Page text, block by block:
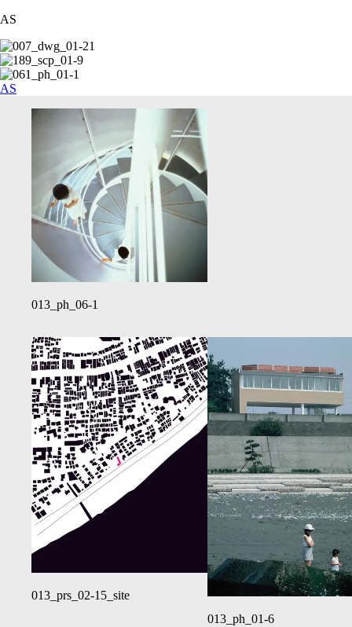
AS
AS
013_ph_06-1
013_prs_02-15_site
013_ph_01-6